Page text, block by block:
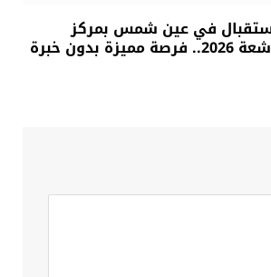
في عين شمس بمركز
خبرة